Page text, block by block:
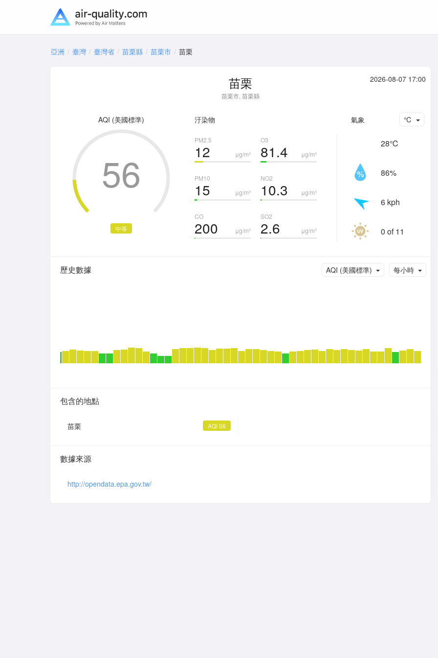
亞洲 臺灣 臺灣省 苗栗縣 苗栗市 苗栗
苗栗
苗栗市, 苗栗縣
2026-08-07 17:00
AQI (美國標準)
中等
56
汙染物
PM2.5
μg/m³
12
O3
μg/m³
81.4
PM10
μg/m³
15
NO2
μg/m³
10.3
CO
μg/m³
200
SO2
μg/m³
2.6
氣象 ℃
28℃
86%
6 kph
0 of 11
歷史數據 每小時
AQI (美國標準)
包含的地點
苗栗 AQI 56
數據來源
http://opendata.epa.gov.tw/